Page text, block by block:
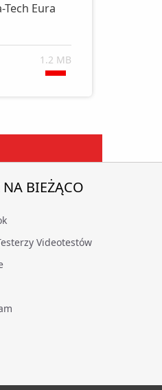
Eura
1.2 MB
NA BIEŻĄCO
Videotestów